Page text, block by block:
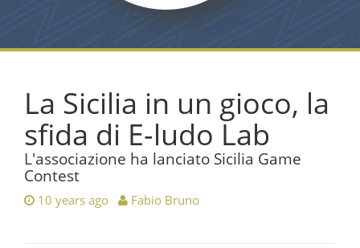
La Sicilia in un gioco, la
sfida di E-ludo Lab
L'associazione ha lanciato Sicilia Game
Contest
10 years ago Fabio Bruno